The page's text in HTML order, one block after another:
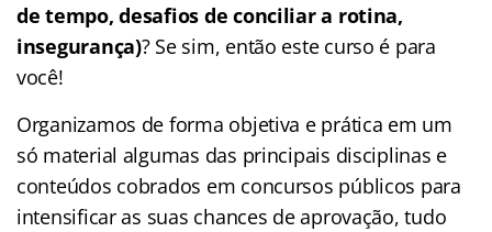
de tempo, desafios de conciliar a rotina,
insegurança)? Se sim, então este curso é para
você!
Organizamos de forma objetiva e prática em um
só material algumas das principais disciplinas e
conteúdos cobrados em concursos públicos para
intensificar as suas chances de aprovação, tudo